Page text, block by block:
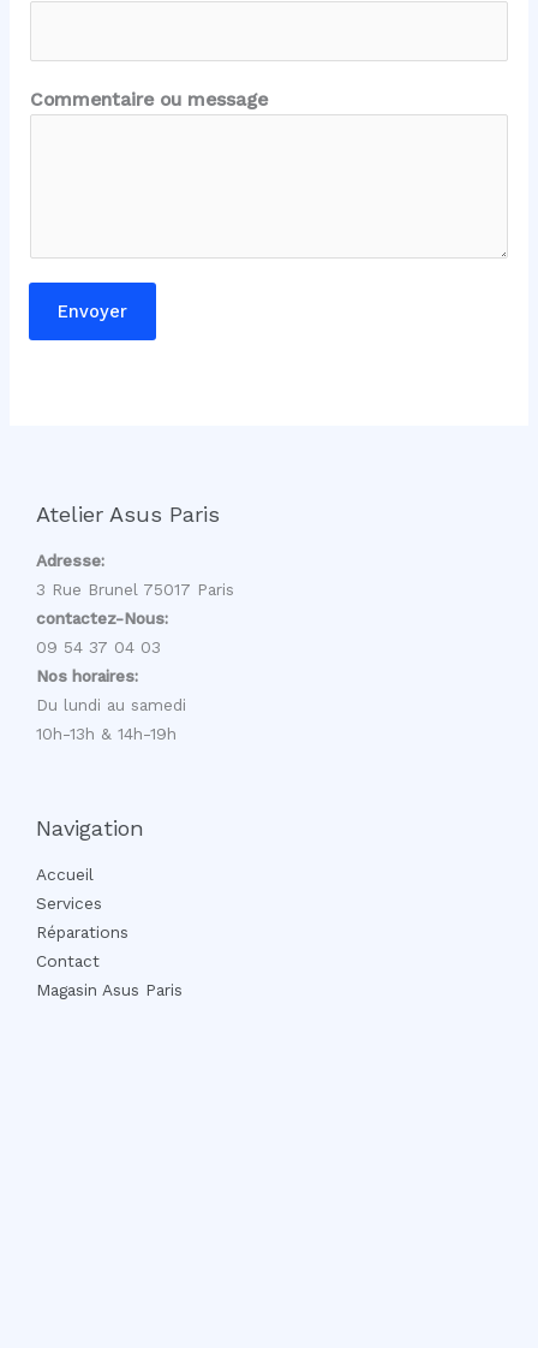
o
m
e
s
Commentaire ou message
Envoyer
Atelier Asus Paris
Adresse:
3 Rue Brunel 75017 Paris
contactez-Nous:
09 54 37 04 03
Nos horaires:
Du lundi au samedi
10h-13h & 14h-19h
Navigation
Accueil
Services
Réparations
Contact
Magasin Asus Paris